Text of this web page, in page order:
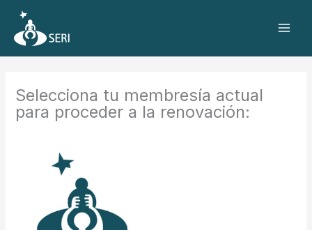
contenido
Selecciona tu membresía actual
para proceder a la renovación: